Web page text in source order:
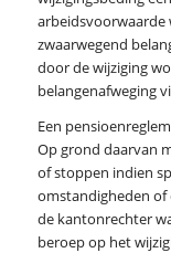
arbeidsvoorwaarde
zwaarwegend
door de wijziging
belangenafweging
Een
Op grond daarvan
of stoppen indien
omstandigheden of
de kantonrechter
beroep op het